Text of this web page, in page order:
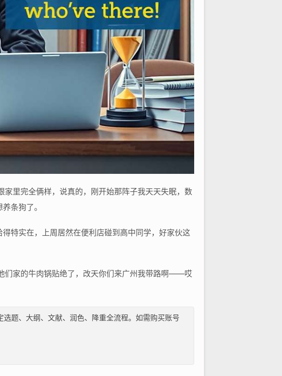
里完全俩样，说真的，刚开始那阵子我天天失眠，数
条狗了。
特实在，上周居然在便利店碰到高中同学，好家伙这
们家的牛肉锅贴绝了，改天你们来广州我带路啊——哎
题、大纲、文献、润色、降重全流程。如需购买账号